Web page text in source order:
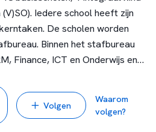
Iedere school heeft zijn
De scholen worden
Binnen het stafbureau
Finance, ICT en Onderwijs en
in totaal ongeveer 350
focus op:
Volgen
Waarom
volgen?